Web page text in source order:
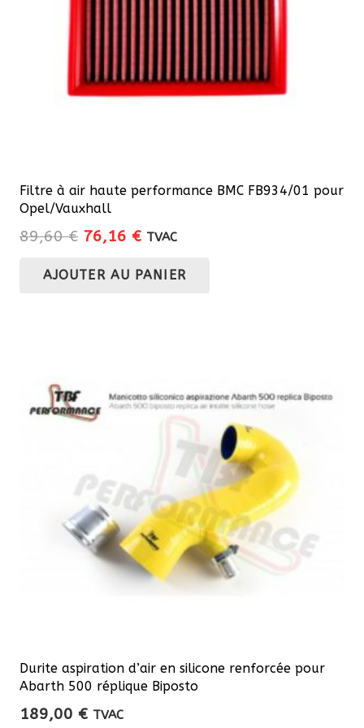
Filtre à air haute performance BMC FB934/01 pour
Opel/Vauxhall
89,60€ Le
initial
76,16 €Le
actuel
TVAC
AJOUTER AU PANIER
Durite aspiration d’air en silicone renforcée pour
Abarth 500 réplique Biposto
189,00 € TVAC